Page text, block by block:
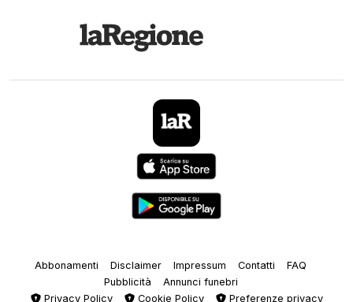
Abbonamenti Disclaimer Impressum Contatti
FAQ
Pubblicità
Annunci funebri
Privacy Policy
Cookie Policy Preferenze privacy